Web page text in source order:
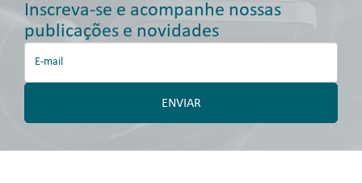
Inscreva-se e acompanhe nossas
publicações e novidades